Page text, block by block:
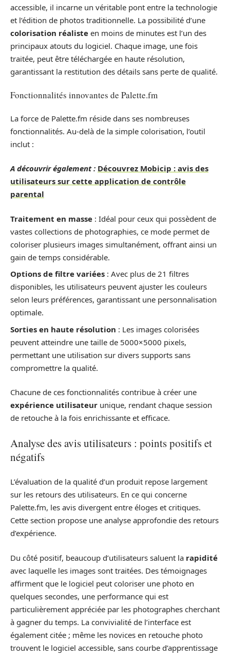
accessible, il incarne un véritable pont entre la technologie
et l’édition de photos traditionnelle. La possibilité d’une
colorisation réaliste en moins de minutes est l’un des
principaux atouts du logiciel. Chaque image, une fois
traitée, peut être téléchargée en haute résolution,
garantissant la restitution des détails sans perte de qualité.
Fonctionnalités innovantes de Palette.fm
La force de Palette.fm réside dans ses nombreuses
fonctionnalités. Au-delà de la simple colorisation, l’outil
inclut :
A découvrir également : Découvrez Mobicip : avis des
utilisateurs sur cette application de contrôle
parental
Traitement en masse : Idéal pour ceux qui possèdent de
vastes collections de photographies, ce mode permet de
coloriser plusieurs images simultanément, offrant ainsi un
gain de temps considérable.
Options de filtre variées : Avec plus de 21 filtres
disponibles, les utilisateurs peuvent ajuster les couleurs
selon leurs préférences, garantissant une personnalisation
optimale.
Sorties en haute résolution : Les images colorisées
peuvent atteindre une taille de 5000×5000 pixels,
permettant une utilisation sur divers supports sans
compromettre la qualité.
Chacune de ces fonctionnalités contribue à créer une
expérience utilisateur unique, rendant chaque session
de retouche à la fois enrichissante et efficace.
Analyse des avis utilisateurs : points positifs et
négatifs
L’évaluation de la qualité d’un produit repose largement
sur les retours des utilisateurs. En ce qui concerne
Palette.fm, les avis divergent entre éloges et critiques.
Cette section propose une analyse approfondie des retours
d’expérience.
Du côté positif, beaucoup d’utilisateurs saluent la rapidité
avec laquelle les images sont traitées. Des témoignages
affirment que le logiciel peut coloriser une photo en
quelques secondes, une performance qui est
particulièrement appréciée par les photographes cherchant
à gagner du temps. La convivialité de l’interface est
également citée ; même les novices en retouche photo
trouvent le logiciel accessible, sans courbe d’apprentissage